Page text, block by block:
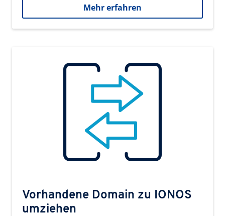
Mehr erfahren
Vorhandene Domain zu IONOS
umziehen